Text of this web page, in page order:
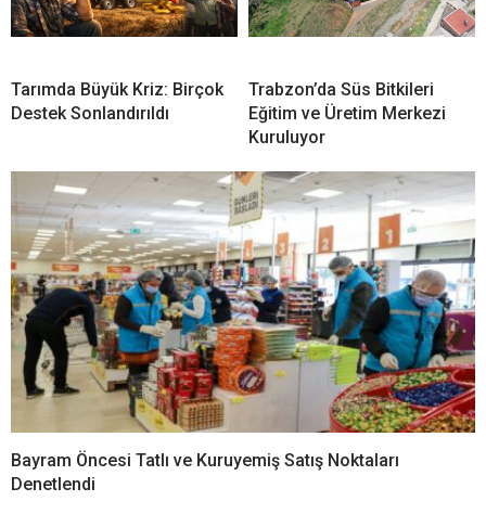
Tarımda Büyük Kriz: Birçok
Destek Sonlandırıldı
Trabzon’da Süs Bitkileri
Eğitim ve Üretim Merkezi
Kuruluyor
Bayram Öncesi Tatlı ve Kuruyemiş Satış Noktaları
Denetlendi